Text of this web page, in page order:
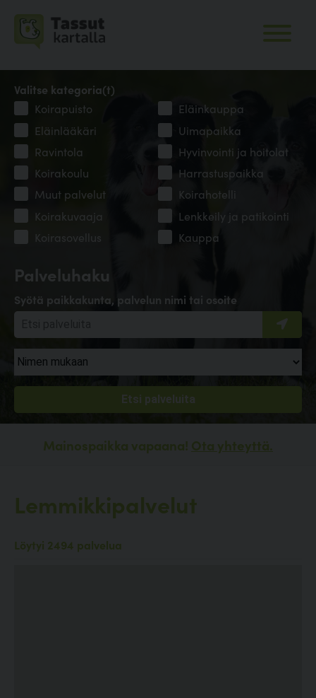
Palveluhaku
Syötä paikkakunta, palvelun nimi tai osoite
Valitse kategoria(t)
Koirapuisto
Eläinkauppa
Eläinlääkäri
Uimapaikka
Ravintola
Hyvinvointi ja hoitolat
Koirakoulu
Harrastuspaikka
Muut palvelut
Koirahotelli
Koirakuvaaja
Lenkkeily ja patikointi
Koirasovellus
Kauppa
Mainospaikka vapaana! Ota yhteyttä.
Lemmikkipalvelut
Löytyi 2494 palvelua